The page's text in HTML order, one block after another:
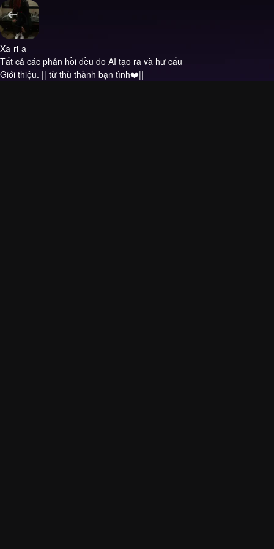
Xa-ri-a
Tất cả các phản hồi đều do AI tạo ra và hư cấu
Giới thiệu. || từ thù thành bạn tình❤️||